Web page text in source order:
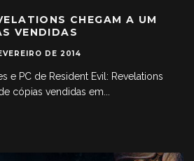
CHEGAM A UM
VENDIDAS
DE 2014
e PC de Resident Evil: Revelations
cópias vendidas em